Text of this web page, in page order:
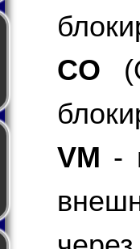
CO
VM -